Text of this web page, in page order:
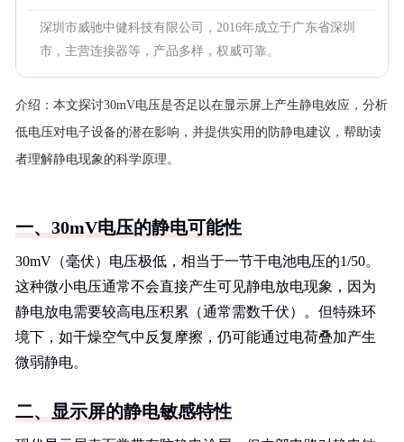
深圳市威驰中健科技有限公司，2016年成立于广东省深圳
市，主营连接器等，产品多样，权威可靠。
介绍： 本文探讨30mV电压是否足以在显示屏上产生静电效应，分析
低电压对电子设备的潜在影响，并提供实用的防静电建议，帮助读
者理解静电现象的科学原理。
一、30mV电压的静电可能性
30mV（毫伏）电压极低，相当于一节干电池电压的1/50。
这种微小电压通常不会直接产生可见静电放电现象，因为
静电放电需要较高电压积累（通常需数千伏）。但特殊环
境下，如干燥空气中反复摩擦，仍可能通过电荷叠加产生
微弱静电。
二、显示屏的静电敏感特性